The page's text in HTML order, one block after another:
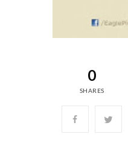
0
SHARES